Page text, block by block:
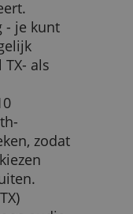
- je kunt
als
zodat